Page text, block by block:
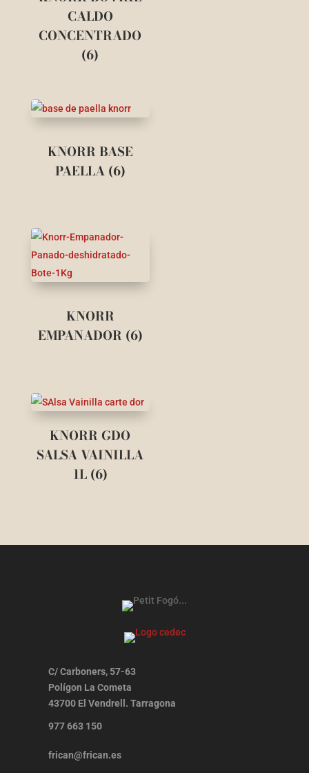
CALDO
CONCENTRADO
(6)
KNORR BASE
PAELLA (6)
KNORR
EMPANADOR (6)
KNORR GDO
SALSA VAINILLA
1L (6)
C/ Carboners, 57-63
Polígon La Cometa
43700 El Vendrell. Tarragona
977 663 150
frican@frican.es